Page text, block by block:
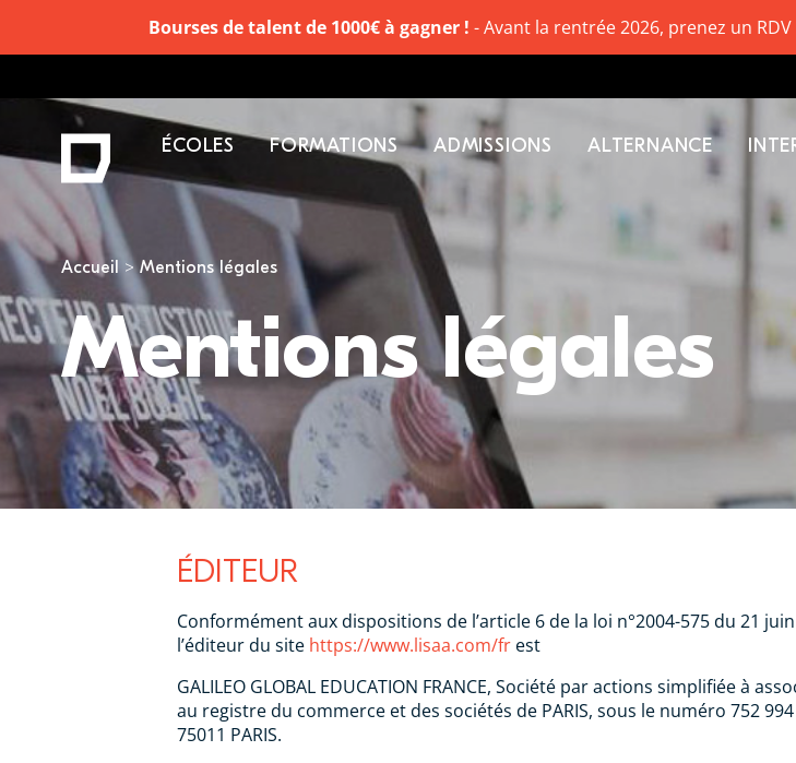
Vous êtes ici
Accueil Mentions légales
Mentions légales
ÉDITEUR
Conformément aux dispositions de l’article 6 de la loi n°2004-575 du 21
l’éditeur du site https://www.lisaa.com/fr est
GALILEO GLOBAL EDUCATION FRANCE, Société par actions simplifiée à
au registre du commerce et des sociétés de PARIS, sous le numéro 752
75011 PARIS.
ÉCOLES FORMATIONS ADMISSIONS ALTERNANCE
Bourses de talent de 1000€ à gagner ! - Avant la rentrée 2026, prenez un